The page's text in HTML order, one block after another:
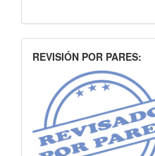
INDEXACION
REVISIÓN POR PARES: